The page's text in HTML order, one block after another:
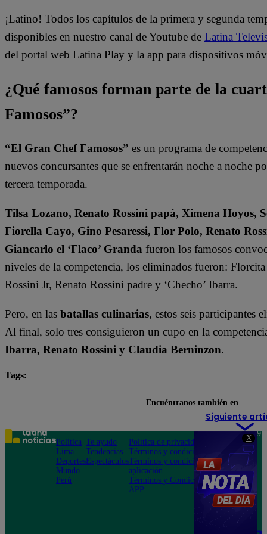
X
¡Latino! Todos los capítulos de la primera y segunda
disponibles en nuestro canal de Youtube de Latina
del portal web Latina Play y la app para dispositivos
¿Qué famosos forman parte de la
Famosos”?
“El Gran Chef Famosos” es un programa de
nuevos concursantes que se enfrentarán noche a noche
tercera temporada.
Tilsa Lozano, Renato Rossini papá, Ximena Hoyos,
Fiorella Cayo, Gino Pesaressi, Flor Polo, Renato
Giancarlo el ‘Flaco’ Granda fueron los famosos
niveles de la competencia, los eliminados fueron:
Rossini Jr, Renato Rossini padre y ‘Checho’ Ibarra.
Pero, en las batallas culinarias, estos seis participantes
Al final, solo tres consiguieron un cupo en la
Ibarra, Renato Rossini y Claudia Berninzon.
Tags:
Siguiente
Encuéntranos también en
Política
Lima
Deportes
Mundo
Perú
Te ayudo
Tendencias
Espectáculos
Política de privacidad
Términos y condiciones
Términos y condiciones
aplicación
Términos y Condiciones
APP
Teléfono: 219
Av. San
Felipe 968
Jesús María